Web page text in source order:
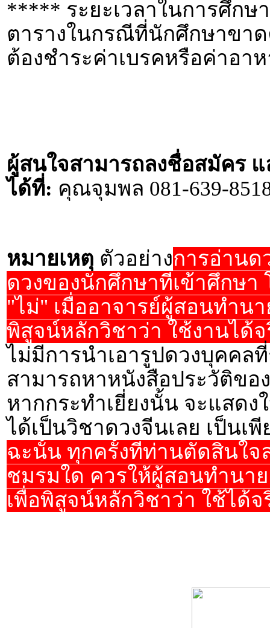
***** ระยะเวลาในการศึกษ
ตารางในกรณีที่นักศึกษาขา
ต้องชำระค่าเบรคหรือค่าอาห
ผู้สนใจสามารถลงชื่อสมัคร
ได้ที่: คุณจุมพล 081-639-
หมายเหตุ ตัวอย่างการอ่านด
ดวงของนักศึกษาที่เข้าศึกษา
"ไม่" เมื่ออาจารย์ผู้สอนทำน
พิสูจน์หลักวิชาว่า ใช้งานได้
ไม่มีการนำเอารูปดวงบุคคล
สามารถหาหนังสือประวัติข
หากกระทำเยี่ยงนั้น จะแสด
ได้เป็นวิชาดวงจีนเลย เป็นเ
ฉะนั้น ทุกครั้งที่ท่านตัดสินใจ
ชมรมใด ควรให้ผู้สอนทำนา
เพื่อพิสูจน์หลักวิชาว่า ใช้ได้จ